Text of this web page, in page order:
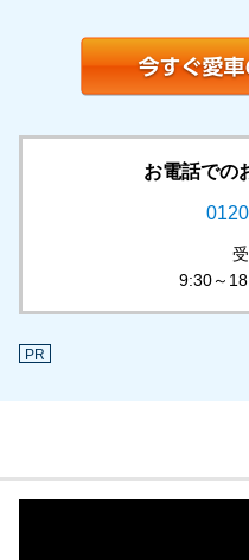
お電話での
9:30～
PR